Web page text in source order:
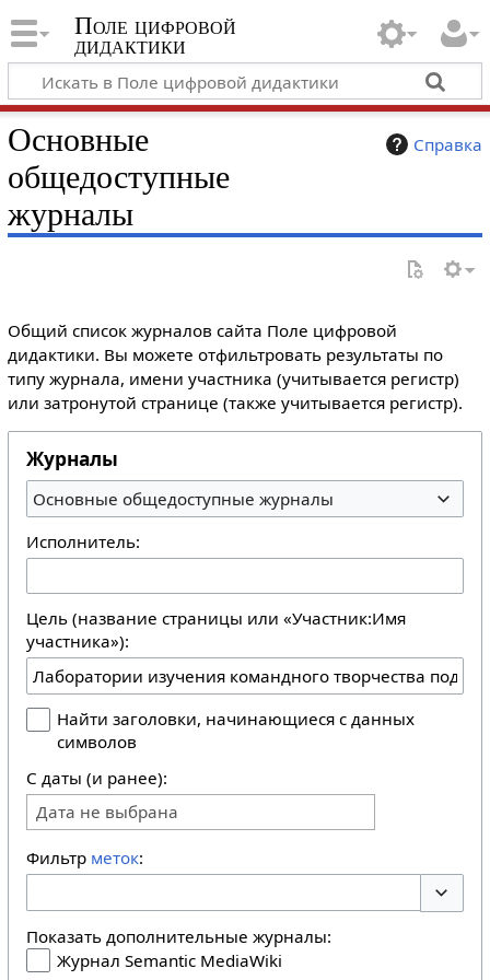
Поле цифровой
дидактики
Справка
Основные
общедоступные
журналы
Общий список журналов сайта Поле цифровой
дидактики. Вы можете отфильтровать результаты по
типу журнала, имени участника (учитывается регистр)
или затронутой странице (также учитывается регистр).
Журналы
Основные общедоступные журналы
Исполнитель:
Цель (название страницы или «Участник:Имя
участника»):
Найти заголовки, начинающиеся с данных
символов
С даты (и ранее):
Дата не выбрана
Фильтр меток:
Показать дополнительные журналы:
Журнал Semantic MediaWiki